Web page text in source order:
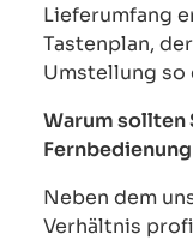
Lieferumfang
Tastenplan,
Umstellung so
Warum sollten
Neben dem
Verhältnis